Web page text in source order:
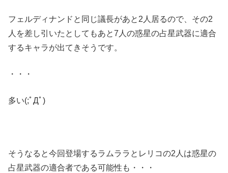
フェルディナンドと同じ議長があと2人居るので、その2
人を差し引いたとしてもあと7人の惑星の占星武器に適合
するキャラが出てきそうです。
・・・
多い(;ﾟДﾟ)
そうなると今回登場するラムララとレリコの2人は惑星の
占星武器の適合者である可能性も・・・